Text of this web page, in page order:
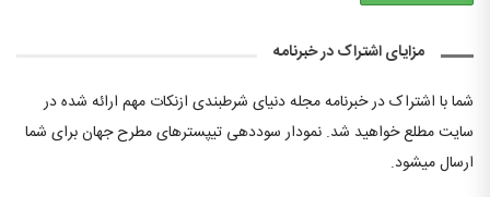
مزایای اشتراک در خبرنامه
شما با اشتراک در خبرنامه مجله دنیای شرطبندی ازنکات مهم ارائه شده در
سایت مطلع خواهید شد. نمودار سوددهی تیپسترهای مطرح جهان برای شما
ارسال میشود.